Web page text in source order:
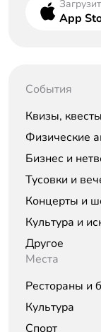
App
События
Квизы,
Физические
Бизнес и
Тусовки и
Концерты и
Культура и
Другое
Места
Рестораны и
Культура
Спорт